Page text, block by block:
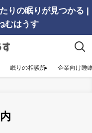
りの眠りが見つかる |
むはうす
眠りの相談所 企業向け睡